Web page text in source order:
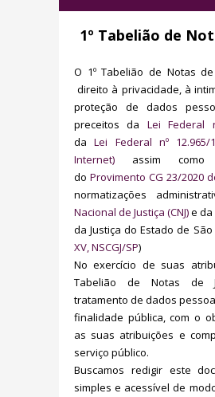
1º Tabelião de
O 1º Tabelião de Notas
direito à privacidade, à
proteção de dados
preceitos da Lei Federal
daLei Federal nº
Internet) assim como
doProvimento CG 23/2020
normatizações
Nacional de Justiça (CNJ)e da
da Justiça do Estado de São
XV, NSCGJ/SP)
No exercício de suas
Tabelião de Notas de
tratamento de dados
finalidade pública, com o
as suas atribuições e
serviço público.
Buscamos redigir este
simples e acessível de